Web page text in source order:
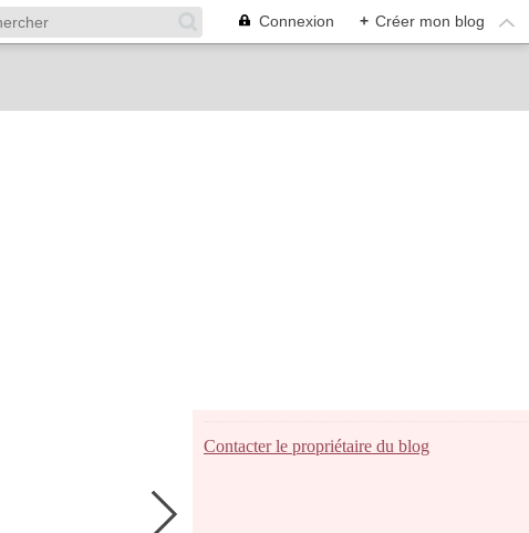
Connexion + Créer mon blog
Contacter le propriétaire du blog